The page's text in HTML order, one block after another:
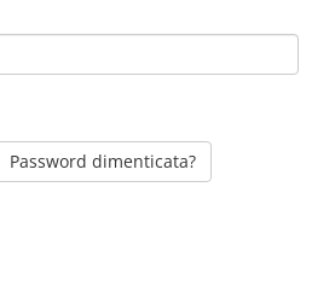
Password dimenticata?